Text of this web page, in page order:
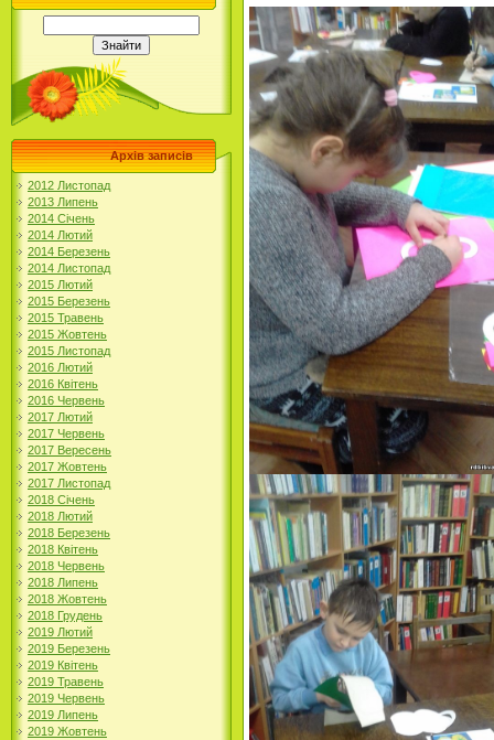
Архів записів
2012 Листопад
2013 Липень
2014 Січень
2014 Лютий
2014 Березень
2014 Листопад
2015 Лютий
2015 Березень
2015 Травень
2015 Жовтень
2015 Листопад
2016 Лютий
2016 Квітень
2016 Червень
2017 Лютий
2017 Червень
2017 Вересень
2017 Жовтень
2017 Листопад
2018 Січень
2018 Лютий
2018 Березень
2018 Квітень
2018 Червень
2018 Липень
2018 Жовтень
2018 Грудень
2019 Лютий
2019 Березень
2019 Квітень
2019 Травень
2019 Червень
2019 Липень
2019 Жовтень